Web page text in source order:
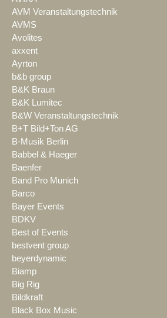
AVM Veranstaltungstechnik
AVMS
Avolites
axxent
Ayrton
b&b group
B&K Braun
B&K Lumitec
B&W Veranstaltungstechnik
B+T Bild+Ton AG
B-Musik Berlin
Babbel & Haeger
Baenfer
Band Pro Munich
Barco
Bayer Events
BDKV
Best of Events
bestvent group
beyerdynamic
Biamp
Big Rig
Bildkraft
Black Box Music